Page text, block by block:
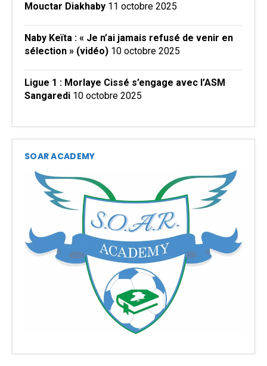
Mouctar Diakhaby 11 octobre 2025
Naby Keïta : « Je n’ai jamais refusé de venir en
sélection » (vidéo) 10 octobre 2025
Ligue 1 : Morlaye Cissé s’engage avec l’ASM
Sangaredi 10 octobre 2025
SOAR ACADEMY